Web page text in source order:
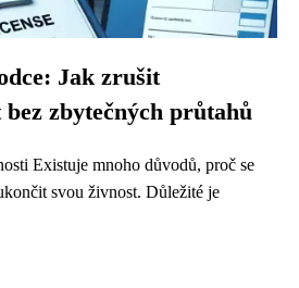
Jak zrušit
zbytečných průtahů
Existuje mnoho důvodů, proč se
svou živnost. Důležité je